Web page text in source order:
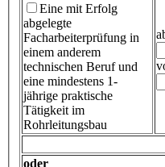
Eine mit Erfolg
abgelegte
Facharbeiterprüfung in
einem anderem
technischen Beruf und
eine mindestens 1-
jährige praktische
Tätigkeit im
Rohrleitungsbau
oder